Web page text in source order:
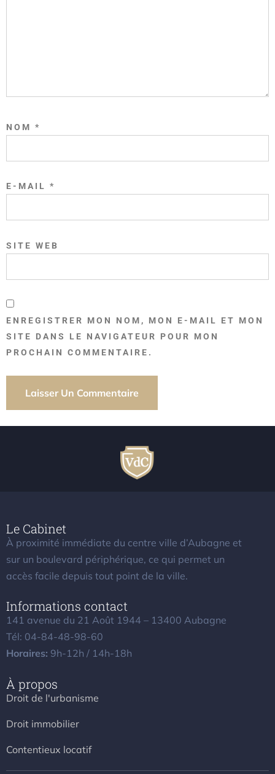
NOM *
E-MAIL *
SITE WEB
ENREGISTRER MON NOM, MON E-MAIL ET MON
SITE DANS LE NAVIGATEUR POUR MON
PROCHAIN COMMENTAIRE.
Le Cabinet
À proximité immédiate du centre ville d’Aubagne et
sur un boulevard périphérique, ce qui permet un
accès facile depuis tout point de la ville.
Informations contact
141 avenue du 21 Août 1944 – 13400 Aubagne
Tél: 04-84-48-98-60
Horaires: 9h-12h / 14h-18h
À propos
Droit de l'urbanisme
Droit immobilier
Contentieux locatif